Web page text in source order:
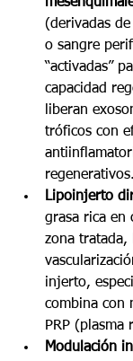
(derivadas
o sangre
“activadas”
capacidad
liberan
tróficos con
regenerativos.
Lipoinjerto
grasa rica en
zona
injerto,
combina con
PRP (plasma
Modulación